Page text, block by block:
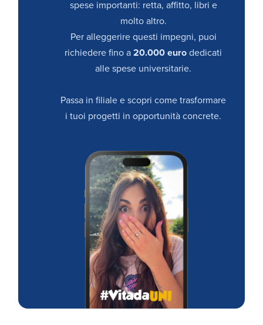
spese importanti: retta, affitto, libri e
molto altro.
Per alleggerire questi impegni, puoi
richiedere fino a20.000 euro dedicati
alle spese universitarie.
Passa in filiale e scopri come trasformare
i tuoi progetti in opportunità concrete.